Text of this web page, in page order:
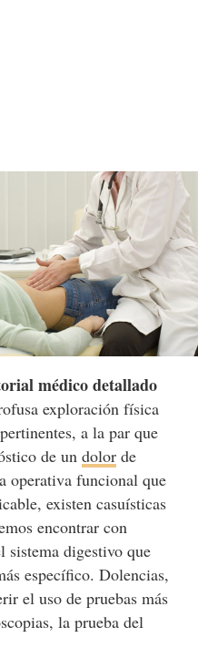
médico detallado
exploración física
a la par que
de un dolorde
operativa funcional que
existen casuísticas
encontrar con
sistema digestivo que
específico. Dolencias,
el uso de pruebas más
la prueba del